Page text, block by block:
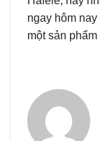
ngay hôm
một sản